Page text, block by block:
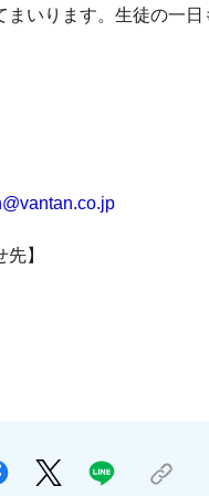
いります。生徒の一日
】